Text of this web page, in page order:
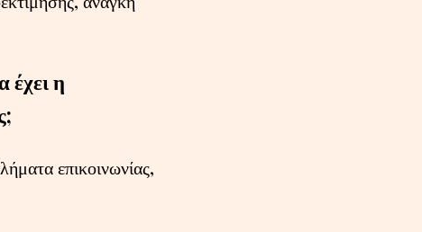
έχει η
επικοινωνίας,